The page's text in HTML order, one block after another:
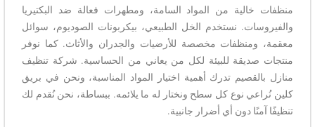
منظفات خالية من المواد السامة، ومطهرات فعالة ضد البكتيريا
والفيروسات. نستخدم الخل الطبيعي، بيكربونات الصوديوم، سوائل
معقمة، ومنظفات مخصصة للأرضيات والجدران والأثاث. كما نوفر
منتجات صديقة للبيئة لكل من يعاني من الحساسية. شركة تنظيف
منازل بالقصيم تدرك أهمية اختيار المواد المناسبة، ونحن في بريق
كلين نُراعي نوع كل سطح ونختار له ما يلائمه. ببساطة، نحن نُقدم لك
تنظيفًا آمنًا دون أي أضرار جانبية.